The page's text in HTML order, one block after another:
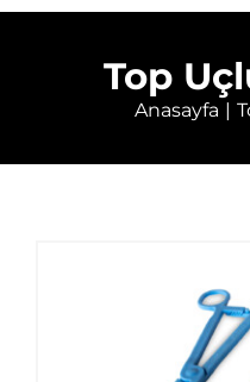
E-
Top
Anasayfa